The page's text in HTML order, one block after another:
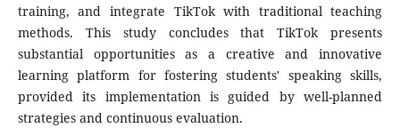
training, and integrate TikTok with traditional teaching
methods. This study concludes that TikTok presents
substantial opportunities as a creative and innovative
learning platform for fostering students' speaking skills,
provided its implementation is guided by well-planned
strategies and continuous evaluation.